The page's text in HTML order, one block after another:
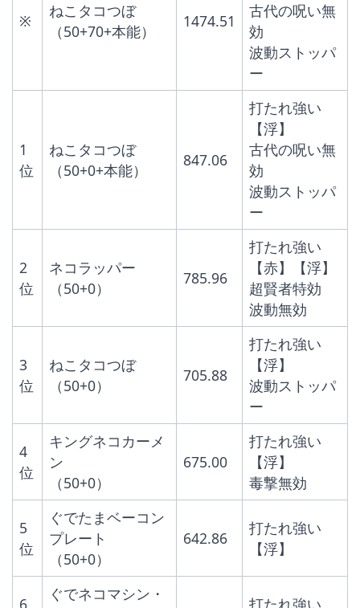
※
ねこタコつぼ
（50+70+本能）
1474.51
古代の呪い無
効
波動ストッパ
ー
1
位
ねこタコつぼ
（50+0+本能）
847.06
打たれ強い
【浮】
古代の呪い無
効
波動ストッパ
ー
2
位
ネコラッパー
（50+0）
785.96
打たれ強い
【赤】【浮】
超賢者特効
波動無効
3
位
ねこタコつぼ
（50+0）
705.88
打たれ強い
【浮】
波動ストッパ
ー
4
位
キングネコカーメ
ン
（50+0）
675.00
打たれ強い
【浮】
毒撃無効
5
位
ぐでたまベーコン
プレート
（50+0）
642.86
打たれ強い
【浮】
6
ぐでネコマシン・
打たれ強い